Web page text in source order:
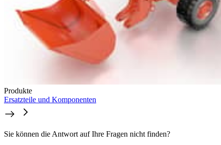
Produkte
Ersatzteile und Komponenten
Sie können die Antwort auf Ihre Fragen nicht finden?